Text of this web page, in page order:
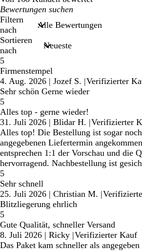
Meine
Sucheingaben
Filtern
nach
Sortieren
nach
5
Firmenstempel
4. Aug. 2026 | Jozef S. |Verifizierter
Sehr schön Gerne wieder
5
Alles top - gerne wieder!
31. Juli 2026 | Blidar H. |Verifizierter
Alles top! Die Bestellung ist sogar
angegebenen Liefertermin
entsprechen 1:1 der Vorschau und die
hervorragend. Nachbestellung ist
5
Sehr schnell
25. Juli 2026 | Christian M. |
Blitzliegerung ehrlich
5
Gute Qualität, schneller Versand
8. Juli 2026 | Ricky |Verifizierter Kauf
Das Paket kam schneller als